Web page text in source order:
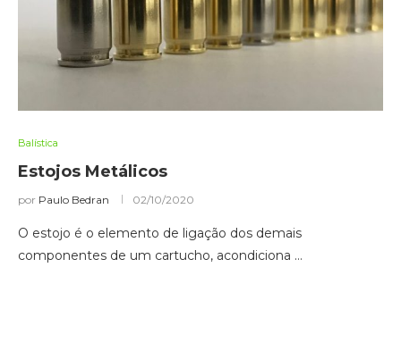
Balística
Estojos Metálicos
por Paulo Bedran 02/10/2020
O estojo é o elemento de ligação dos demais
componentes de um cartucho, acondiciona …